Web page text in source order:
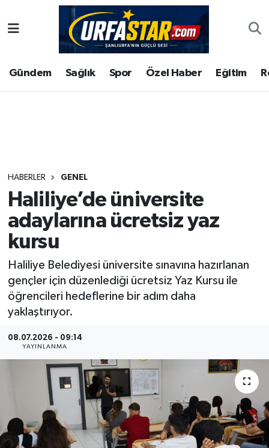
Gündem Sağlık Spor Özel Haber Eğitim
HABERLER GENEL
Haliliye’de üniversite
adaylarına ücretsiz yaz
kursu
Haliliye Belediyesi üniversite sınavına hazırlanan
gençler için düzenlediği ücretsiz Yaz Kursu ile
öğrencileri hedeflerine bir adım daha
yaklaştırıyor.
08.07.2026 - 09:14
YAYINLANMA
ASAYİS
ÇEVRE
Gündem
Kültür
Magazin
Şanlıurfa Nöbetçi Eczaneler
Şanlıurfa Hava Durumu
Tüm Manşetler
Son Dakika Haberleri
Haber Arşivi